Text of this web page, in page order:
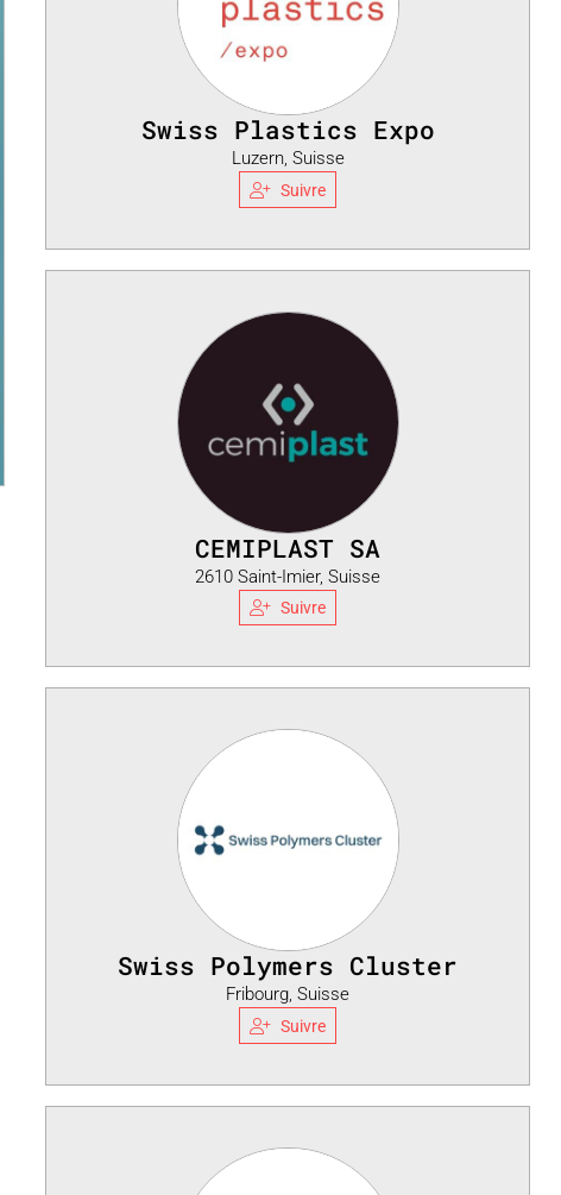
Swiss Plastics Expo
Luzern, Suisse
Suivre
CEMIPLAST SA
2610 Saint-Imier, Suisse
Suivre
Swiss Polymers Cluster
Fribourg, Suisse
Suivre